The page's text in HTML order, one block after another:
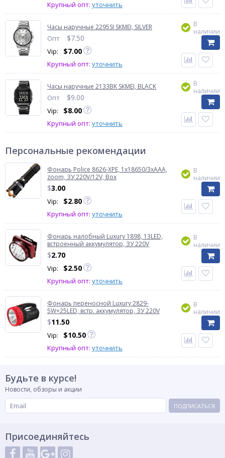
Крупный опт: уточнить
Часы наручные 2295SI SKMEI, SILVER
Опт $7.50
Vip: $7.00
Крупный опт: уточнить
В
наличии
Часы наручные 2133BK SKMEI, BLACK
Опт $9.00
Vip: $8.00
Крупный опт: уточнить
В
наличии
Персональные рекомендации
Фонарь Police 8626-XPE, 1х18650/3xAAA,
zoom, ЗУ 220V/12V, Box
$3.00
Vip: $2.80
Крупный опт: уточнить
В
наличии
Фонарь налобный Luxury 1898, 13LED,
встроенный аккумулятор, ЗУ 220V
$2.70
Vip: $2.50
Крупный опт: уточнить
В
наличии
Фонарь переносной Luxury 2829-
5W+25LED, встр. аккумулятор, ЗУ 220V
$11.50
Vip: $10.50
Крупный опт: уточнить
В
наличии
Будьте в курсе!
Новости, обзоры и акции
ПОДПИСАТЬСЯ
Присоединяйтесь